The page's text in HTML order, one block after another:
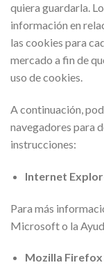
quiera guardarla.
información en
las cookies para
mercado a fin de
uso de cookies.
A continuación,
navegadores para
instrucciones:
Internet
Para más
Microsoft o la
Mozilla Firefox